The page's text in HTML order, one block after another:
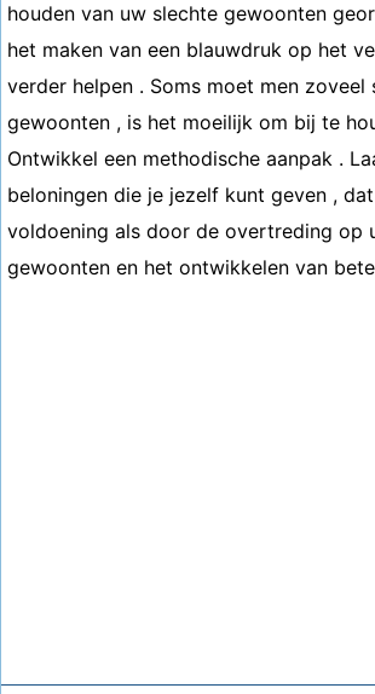
houden van uw slechte gewoonten
het maken van een blauwdruk op het
verder helpen . Soms moet men zoveel
gewoonten , is het moeilijk om bij te
Ontwikkel een methodische aanpak .
beloningen die je jezelf kunt geven ,
voldoening als door de overtreding op
gewoonten en het ontwikkelen van